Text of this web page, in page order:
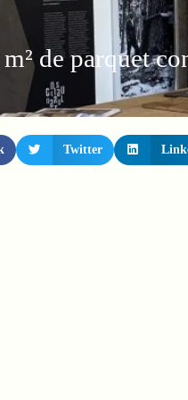
m² de parquet
Twitter